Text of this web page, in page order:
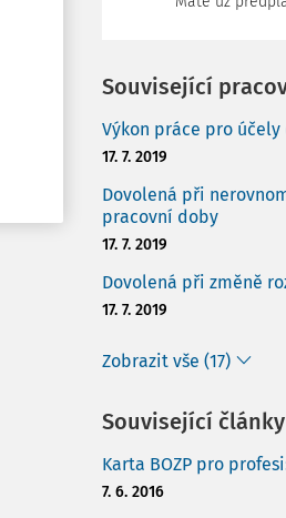
Související
Výkon práce pro účely
17. 7. 2019
Dovolená při
pracovní doby
17. 7. 2019
Dovolená při změně
17. 7. 2019
Zobrazit vše (17)
Související články
Karta BOZP pro
7. 6. 2016